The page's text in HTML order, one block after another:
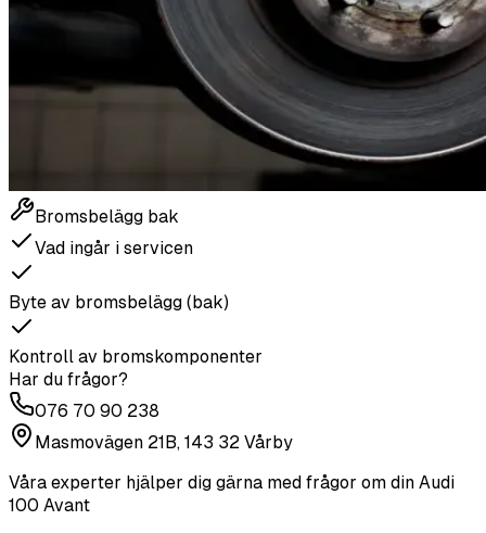
Bromsbelägg bak
Vad ingår i servicen
Byte av bromsbelägg (bak)
Kontroll av bromskomponenter
Har du frågor?
076 70 90 238
Masmovägen 21B, 143 32 Vårby
Våra experter hjälper dig gärna med frågor om din Audi
100 Avant